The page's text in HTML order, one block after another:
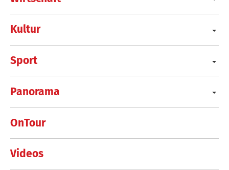
Kultur
Sport
Panorama
OnTour
Videos